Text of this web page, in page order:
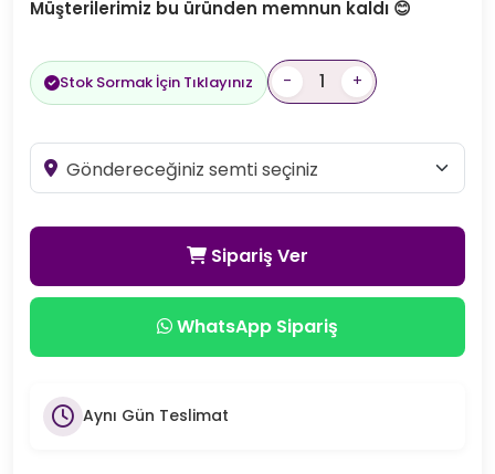
Müşterilerimiz bu üründen memnun kaldı 😊
Stok Sormak İçin Tıklayınız - +
Sipariş Ver
WhatsApp Sipariş
Aynı Gün Teslimat